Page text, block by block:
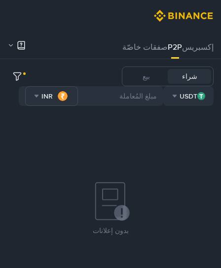
إكسبريسP2Pصفقات خاصّة
شراء بيع
USDT
INR
بدون إعلانات